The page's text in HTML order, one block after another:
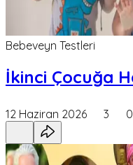
Bebeveyn Testleri
İkinci Çocuğa
12 Haziran 2026 3 0